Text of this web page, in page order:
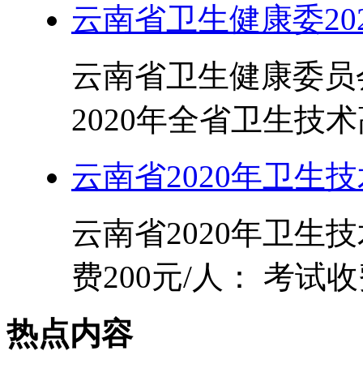
云南省卫生健康委
云南省卫生健康委
2020年全省卫生技
云南省2020年卫生
云南省2020年卫生
费200元/人： 考试
热点内容